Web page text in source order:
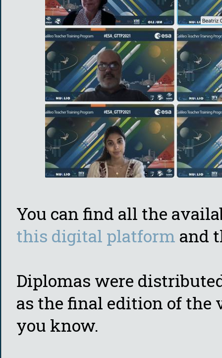
You can find all the
this digital platform and
Diplomas were
as the final edition of the
you know.